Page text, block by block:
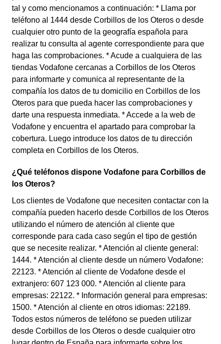
tal y como mencionamos a continuación: * Llama por
teléfono al 1444 desde Corbillos de los Oteros o desde
cualquier otro punto de la geografía española para
realizar tu consulta al agente correspondiente para que
haga las comprobaciones. * Acude a cualquiera de las
tiendas Vodafone cercanas a Corbillos de los Oteros
para informarte y comunica al representante de la
compañía los datos de tu domicilio en Corbillos de los
Oteros para que pueda hacer las comprobaciones y
darte una respuesta inmediata. * Accede a la web de
Vodafone y encuentra el apartado para comprobar la
cobertura. Luego introduce los datos de tu dirección
completa en Corbillos de los Oteros.
¿Qué teléfonos dispone Vodafone para Corbillos de
los Oteros?
Los clientes de Vodafone que necesiten contactar con la
compañía pueden hacerlo desde Corbillos de los Oteros
utilizando el número de atención al cliente que
corresponde para cada caso según el tipo de gestión
que se necesite realizar. * Atención al cliente general:
1444. * Atención al cliente desde un número Vodafone:
22123. * Atención al cliente de Vodafone desde el
extranjero: 607 123 000. * Atención al cliente para
empresas: 22122. * Información general para empresas:
1500. * Atención al cliente en otros idiomas: 22189.
Todos estos números de teléfono se pueden utilizar
desde Corbillos de los Oteros o desde cualquier otro